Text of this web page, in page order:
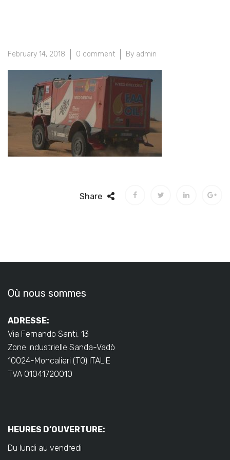
February 14, 2018 0 comment By admin
Share
Où nous sommes
ADRESSE:
Via Fernando Santi, 13
Zone industrielle Sanda-Vadò
10024-Moncalieri (TO) ITALIE
TVA 01041720010
HEURES D’OUVERTURE:
Du lundi au vendredi